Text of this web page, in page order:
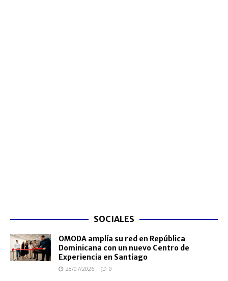
SOCIALES
OMODA amplía su red en República
Dominicana con un nuevo Centro de
Experiencia en Santiago
28/07/2026 0